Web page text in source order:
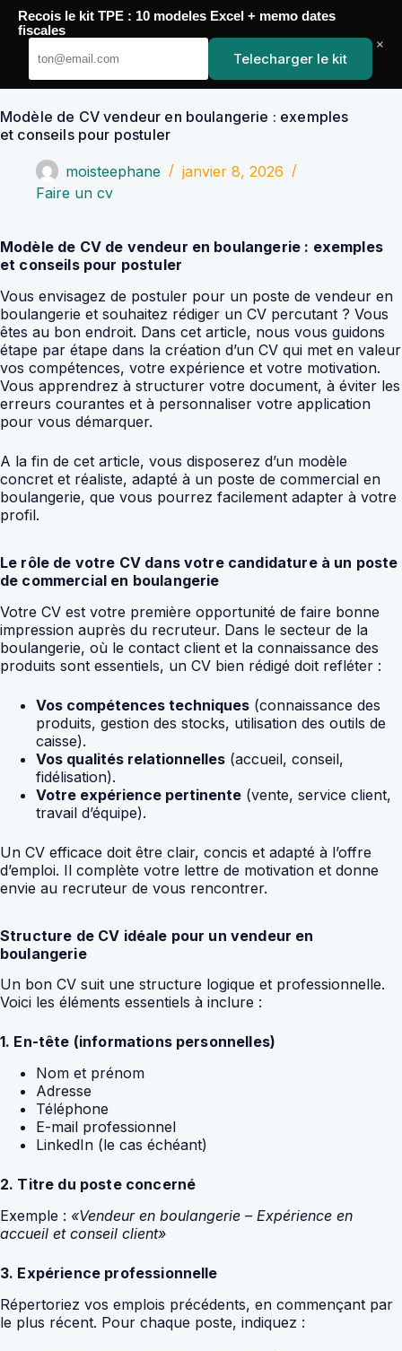
Passer
contenu
YoupiJobs
Modèle de CV vendeur en boulangerie : exemples
et conseils pour postuler
moisteephane
janvier 8, 2026
Faire un cv
Modèle de CV de vendeur en boulangerie : exemples
et conseils pour postuler
Vous envisagez de postuler pour un poste de vendeur en
boulangerie et souhaitez rédiger un CV percutant ? Vous
êtes au bon endroit. Dans cet article, nous vous guidons
étape par étape dans la création d’un CV qui met en valeur
vos compétences, votre expérience et votre motivation.
Vous apprendrez à structurer votre document, à éviter les
erreurs courantes et à personnaliser votre application
pour vous démarquer.
A la fin de cet article, vous disposerez d’un modèle
concret et réaliste, adapté à un poste de commercial en
boulangerie, que vous pourrez facilement adapter à votre
profil.
Le rôle de votre CV dans votre candidature à un poste
de commercial en boulangerie
Votre CV est votre première opportunité de faire bonne
impression auprès du recruteur. Dans le secteur de la
boulangerie, où le contact client et la connaissance des
produits sont essentiels, un CV bien rédigé doit refléter :
Vos compétences techniques (connaissance des
produits, gestion des stocks, utilisation des outils de
caisse).
Vos qualités relationnelles (accueil, conseil,
fidélisation).
Votre expérience pertinente (vente, service client,
travail d’équipe).
Un CV efficace doit être clair, concis et adapté à l’offre
d’emploi. Il complète votre lettre de motivation et donne
envie au recruteur de vous rencontrer.
Structure de CV idéale pour un vendeur en
boulangerie
Un bon CV suit une structure logique et professionnelle.
Voici les éléments essentiels à inclure :
1. En-tête (informations personnelles)
Nom et prénom
Adresse
Téléphone
E-mail professionnel
LinkedIn (le cas échéant)
2. Titre du poste concerné
Exemple : «Vendeur en boulangerie – Expérience en
accueil et conseil client»
3. Expérience professionnelle
Répertoriez vos emplois précédents, en commençant par
le plus récent. Pour chaque poste, indiquez :
Recois le kit TPE : 10 modeles Excel + memo dates
fiscales
Telecharger le kit
×